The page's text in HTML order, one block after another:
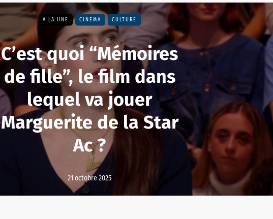
A LA UNE CINÉMA CULTURE
C’est quoi “Mémoires
de fille”, le film dans
lequel va jouer
Marguerite de la Star
Ac ?
21 octobre 2025